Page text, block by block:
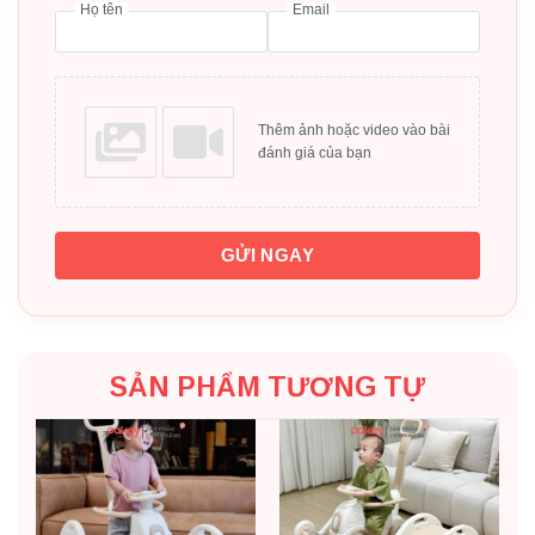
mịn không làm xước da hay làm đau bé.
nhựa chắc chắn giúp đảm bảo an toàn cho bé khi
ngồi trên ngựa mà không lo bị ngã hay rơi ra ngoài.
Lò xo chắc chắn, chịu lực tốt lên đến 80kg, có tính
đàn hồi tốt cho bé tha hồ vui chơi, nhún nhảy.
Họ tên Email
Thêm ảnh hoặc video vào bài
đánh giá của bạn
GỬI NGAY
SẢN PHẨM TƯƠNG TỰ